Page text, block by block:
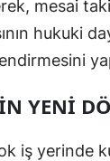
mesai
hukuki
YENİ
iş yerinde